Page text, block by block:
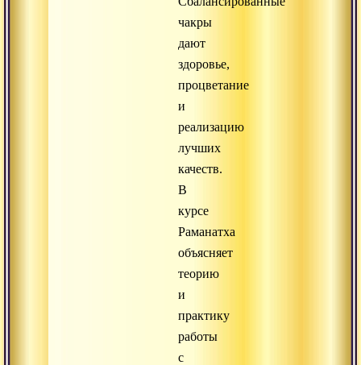
чакры
дают
здоровье,
процветание
и
реализацию
лучших
качеств.
В
курсе
Раманатха
объясняет
теорию
и
практику
работы
с